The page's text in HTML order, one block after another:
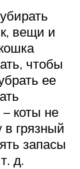
вещи и
чтобы
ее
коты не
грязный
запасы
д.